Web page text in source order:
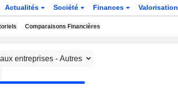
Actualités Société Finances Valorisation
Comparaisons Financières